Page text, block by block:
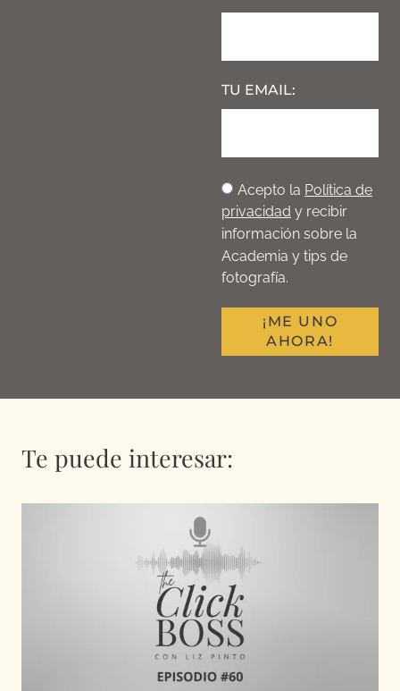
TU EMAIL:
Acepto la Política de
privacidad y recibir
información sobre la
Academia y tips de
fotografía.
¡ME UNO
AHORA!
Te puede interesar: